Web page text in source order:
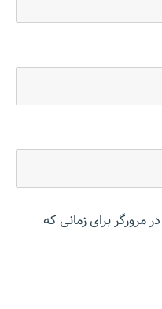
مرورگر برای زمانی که